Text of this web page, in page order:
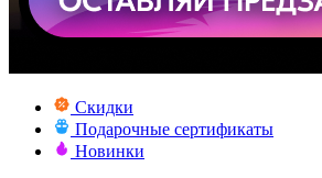
Скидки
Подарочные сертификаты
Новинки